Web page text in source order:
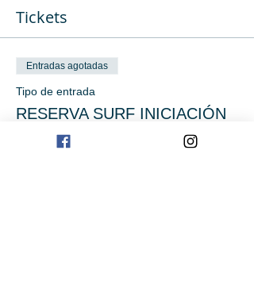
Tickets
Entradas agotadas
Tipo de entrada
RESERVA SURF INICIACIÓN